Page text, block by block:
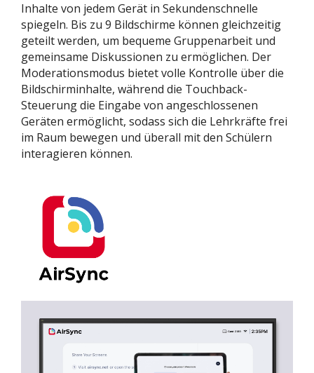
Inhalte von jedem Gerät in Sekundenschnelle
spiegeln. Bis zu 9 Bildschirme können gleichzeitig
geteilt werden, um bequeme Gruppenarbeit und
gemeinsame Diskussionen zu ermöglichen. Der
Moderationsmodus bietet volle Kontrolle über die
Bildschirminhalte, während die Touchback-
Steuerung die Eingabe von angeschlossenen
Geräten ermöglicht, sodass sich die Lehrkräfte frei
im Raum bewegen und überall mit den Schülern
interagieren können.